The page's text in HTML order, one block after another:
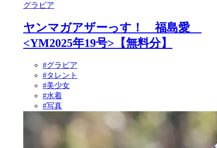
グラビア
ヤンマガアザーっす！ 福島愛
<YM2025年19号>【無料分】
#グラビア
#タレント
#美少女
#水着
#写真